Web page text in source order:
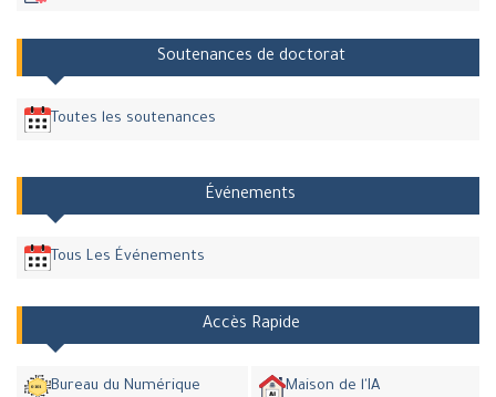
Soutenances de doctorat
Toutes les soutenances
Événements
Tous Les Événements
Accès Rapide
Bureau du Numérique Maison de l'IA